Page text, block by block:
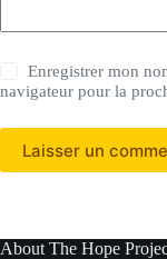
Enregistrer mon
navigateur pour la
Laisser un
About The Hope